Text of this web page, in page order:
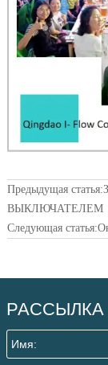
Предыдущая статья:
ВЫКЛЮЧАТЕЛЕМ
Следующая статья: